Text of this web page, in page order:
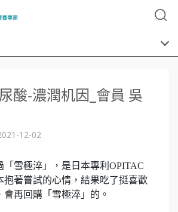
酸-濃潤机因_會員 吳
12-02
「雪極淬」，是日本專利OPITAC
抱著嘗試的心情，結果吃了挺喜歡
會再回購「雪極淬」的。